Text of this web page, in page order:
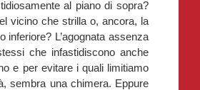
al piano di sopra?
vicino che strilla o, ancora, la
inferiore? L’agognata assenza
che infastidiscono anche
e per evitare i quali limitiamo
sembra una chimera. Eppure